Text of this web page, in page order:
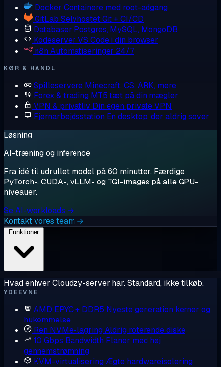
Docker Containere med root-adgang
GitLab Selvhostet Git + CI/CD
Databaser Postgres, MySQL, MongoDB
Kodeserver VS Code i din browser
n8n Automatiseringer 24/7
KØR & HANDL
Spilleservere Minecraft, CS, ARK, mere
Forex & trading MT5 tæt på din mægler
VPN & privatliv Din egen private VPN
Fjernarbejdsstation En desktop, der aldrig sover
Løsning
AI-træning og inference
Fra idé til udrullet model på 60 minutter. Færdige
PyTorch-, CUDA-, vLLM- og TGI-images på alle GPU-
niveauer.
Se AI-workloads →
Kontakt vores team →
Funktioner
Hvad enhver Cloudzy-server har. Standard, ikke tilkøb.
YDEEVNE
AMD EPYC + DDR5 Nyeste generation kerner og
hukommelse
Ren NVMe-lagring Aldrig roterende diske
10 Gbps Bandwidth Planer med høj
gennemstrømning
KVM-virtualisering Ægte hardwareisolering